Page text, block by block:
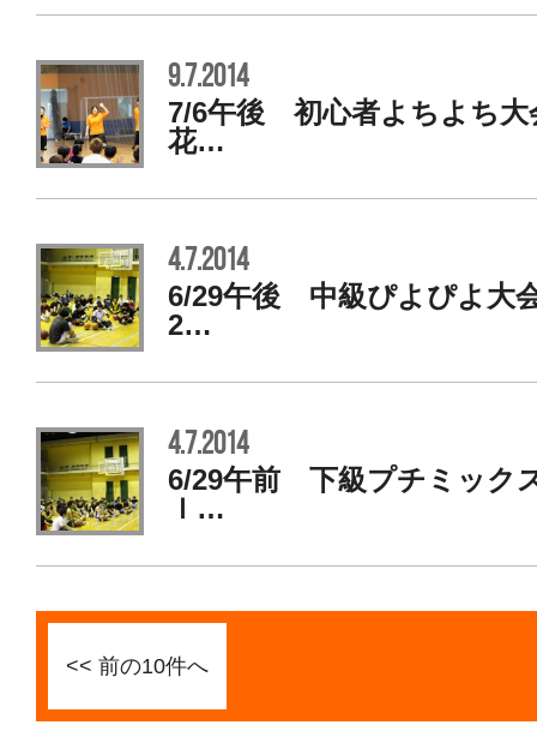
9.7.2014
7/6午後 初心者よちよち大
花…
4.7.2014
6/29午後 中級ぴよぴよ大
2…
4.7.2014
6/29午前 下級プチミック
ｌ…
<< 前の10件へ